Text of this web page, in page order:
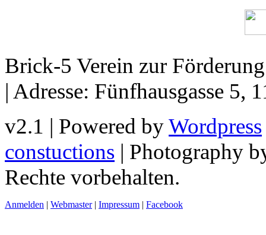
Brick-5 Verein zur
| Adresse: Fünfhausgasse 5,
v2.1 | Powered byWordpress
constuctions | Photography
Rechte vorbehalten.
Anmelden | Webmaster| Impressum | Facebook